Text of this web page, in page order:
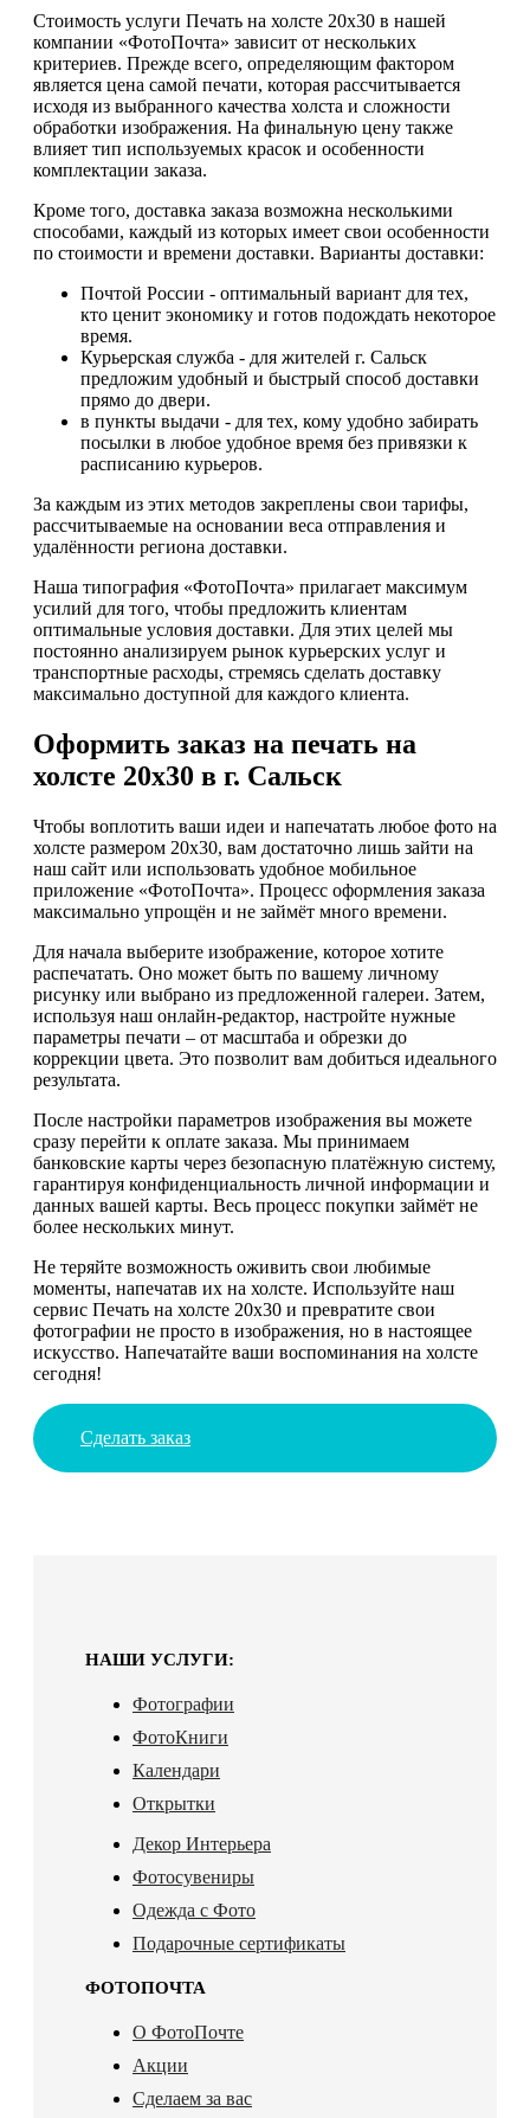
Стоимость услуги Печать на холсте 20х30 в нашей
компании «ФотоПочта» зависит от нескольких
критериев. Прежде всего, определяющим фактором
является цена самой печати, которая рассчитывается
исходя из выбранного качества холста и сложности
обработки изображения. На финальную цену также
влияет тип используемых красок и особенности
комплектации заказа.
Кроме того, доставка заказа возможна несколькими
способами, каждый из которых имеет свои особенности
по стоимости и времени доставки. Варианты доставки:
Почтой России - оптимальный вариант для тех,
кто ценит экономику и готов подождать некоторое
время.
Курьерская служба - для жителей г. Сальск
предложим удобный и быстрый способ доставки
прямо до двери.
в пункты выдачи - для тех, кому удобно забирать
посылки в любое удобное время без привязки к
расписанию курьеров.
За каждым из этих методов закреплены свои тарифы,
рассчитываемые на основании веса отправления и
удалённости региона доставки.
Наша типография «ФотоПочта» прилагает максимум
усилий для того, чтобы предложить клиентам
оптимальные условия доставки. Для этих целей мы
постоянно анализируем рынок курьерских услуг и
транспортные расходы, стремясь сделать доставку
максимально доступной для каждого клиента.
Оформить заказ на печать на
холсте 20х30 в г. Сальск
Чтобы воплотить ваши идеи и напечатать любое фото на
холсте размером 20х30, вам достаточно лишь зайти на
наш сайт или использовать удобное мобильное
приложение «ФотоПочта». Процесс оформления заказа
максимально упрощён и не займёт много времени.
Для начала выберите изображение, которое хотите
распечатать. Оно может быть по вашему личному
рисунку или выбрано из предложенной галереи. Затем,
используя наш онлайн-редактор, настройте нужные
параметры печати – от масштаба и обрезки до
коррекции цвета. Это позволит вам добиться идеального
результата.
После настройки параметров изображения вы можете
сразу перейти к оплате заказа. Мы принимаем
банковские карты через безопасную платёжную систему,
гарантируя конфиденциальность личной информации и
данных вашей карты. Весь процесс покупки займёт не
более нескольких минут.
Не теряйте возможность оживить свои любимые
моменты, напечатав их на холсте. Используйте наш
сервис Печать на холсте 20х30 и превратите свои
фотографии не просто в изображения, но в настоящее
искусство. Напечатайте ваши воспоминания на холсте
сегодня!
Сделать заказ
НАШИ УСЛУГИ:
Фотографии
ФотоКниги
Календари
Открытки
Декор Интерьера
Фотосувениры
Одежда с Фото
Подарочные сертификаты
ФОТОПОЧТА
О ФотоПочте
Акции
Сделаем за вас